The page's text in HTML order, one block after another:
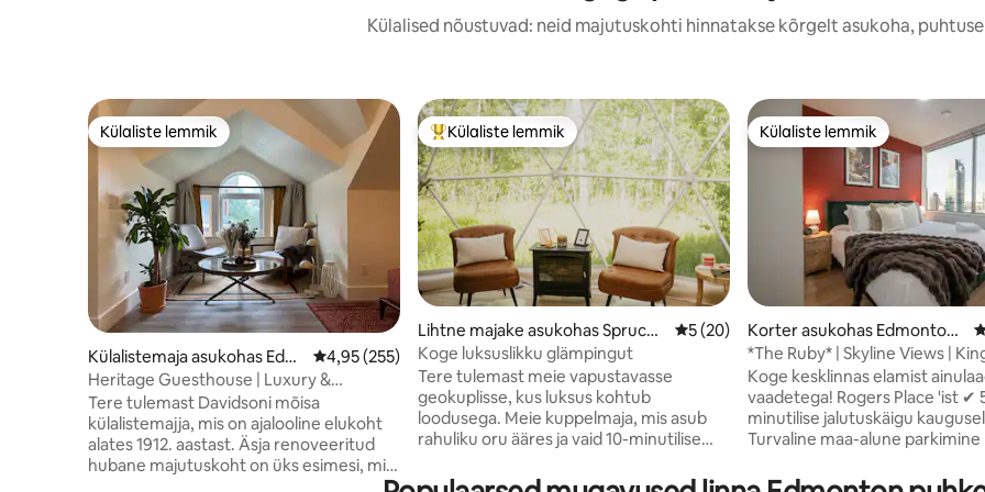
Külalised nõustuvad: neid majutuskohti hinnatakse kõrgelt asukoha,
Külaliste lemmik
Külaliste lemmik
Külalistemaja asukohas Edm
onton
Keskmine hinnang 4,95/5, 255 hinnangut
4,95 (255)
Heritage Guesthouse | Luxury &
Elegance
Tere tulemast Davidsoni mõisa
külalistemajja, mis on ajalooline elukoht
alates 1912. aastast. Äsja renoveeritud
hubane majutuskoht on üks esimesi, mis
Külaliste suur lemmik
Külaliste lemmik
Lihtne majake asukohas Spruce
Grove
Keskmine hinnang 5/5, 20 hinnangut
5 (20)
Koge luksuslikku glämpingut
Tere tulemast meie vapustavasse
geokuplisse, kus luksus kohtub
loodusega. Meie kuppelmaja, mis asub
rahuliku oru ääres ja vaid 10-minutilise
täiuslikku segu luksuslikust šikist ja
Külaliste lemmik
Külaliste lemmik
Korter asukohas Edmonton
kesklinn
*The Ruby* | Skyline Views |
| UG PK
Koge kesklinnas elamist
vaadetega! Rogers Place 'ist ✔ 5-
minutilise jalutuskäigu
Turvaline maa-alune
lisamugavuse pakkumiseks ✔